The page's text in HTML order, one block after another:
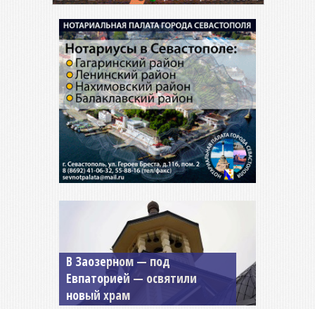
В Заозерном — под
Евпаторией — освятили
новый храм